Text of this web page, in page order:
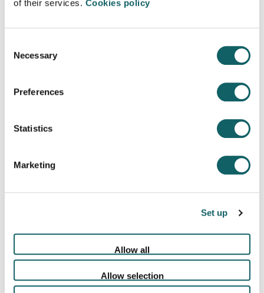
of their services. Cookies policy
Selection
Necessary
Preferences
Statistics
Marketing
Set up
Allow all
Allow selection
duten gazteei.
Prestakuntza nagusiki presentziala da,
eta metodologia aktiboak erabiliko dira,
hala nola proiektuetan eta arazoetan
oinarritutako ikaskuntza.
Sistema Nazionalaren onuradunak izan